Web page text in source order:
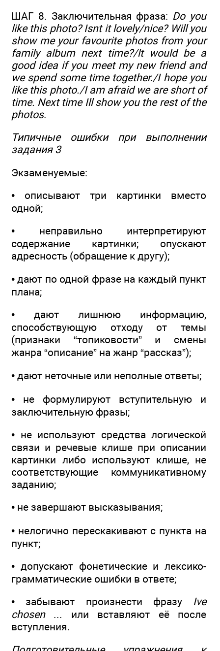
ШАГ 8. Заключительная фраза: Do you
like this photo? Isnt it lovely/nice? Will you
show me your favourite photos from your
family album next time?/lt would be a
good idea if you meet my new friend and
we spend some time together./I hope you
like this photo./I am afraid we are short of
time. Next time Ill show you the rest of the
photos.
Типичные ошибки при выполнении
задания 3
Экзаменуемые:
• описывают три картинки вместо
одной;
• неправильно интерпретируют
содержание картинки; опускают
адресность (обращение к другу);
• дают по одной фразе на каждый пункт
плана;
• дают лишнюю информацию,
способствующую отходу от темы
(признаки “топиковости” и смены
жанра “описание” на жанр “рассказ”);
• дают неточные или неполные ответы;
• не формулируют вступительную и
заключительную фразы;
• не используют средства логической
связи и речевые клише при описании
картинки либо используют клише, не
соответствующие коммуникативному
заданию;
• не завершают высказывания;
• нелогично перескакивают с пункта на
пункт;
• допускают фонетические и лексико-
грамматические ошибки в ответе;
• забывают произнести фразу Ive
chosen... или вставляют её после
вступления.